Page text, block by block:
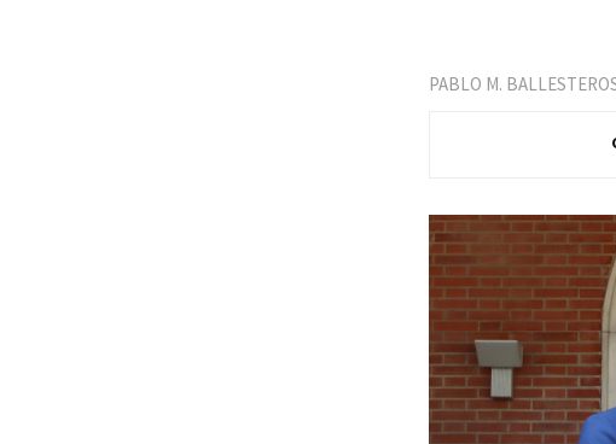
PABLO M.